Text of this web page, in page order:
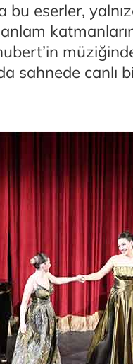
bu eserler,
sahnede canlı